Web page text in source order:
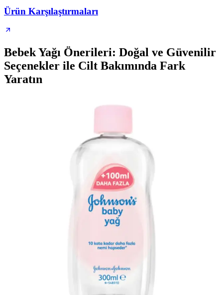
Ürün Karşılaştırmaları
Bebek Yağı Önerileri: Doğal ve Güvenilir
Seçenekler ile Cilt Bakımında Fark
Yaratın